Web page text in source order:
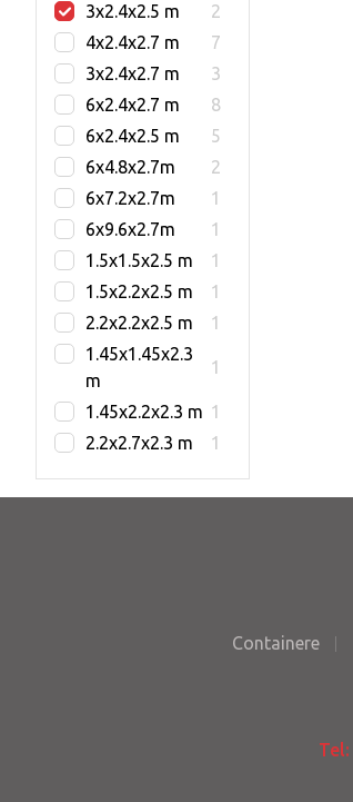
3x2.4x2.5 m
2
4x2.4x2.7 m
7
3x2.4x2.7 m
3
6x2.4x2.7 m
8
6x2.4x2.5 m
5
6x4.8x2.7m
2
6x7.2x2.7m
1
6x9.6x2.7m
1
1.5x1.5x2.5 m
1
1.5x2.2x2.5 m
1
2.2x2.2x2.5 m
1
1.45x1.45x2.3
m
1
1.45x2.2x2.3 m 1
2.2x2.7x2.3 m
1
Containere
Tel: